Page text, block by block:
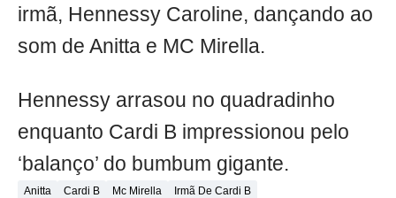
irmã, Hennessy Caroline, dançando ao
som de Anitta e MC Mirella.
Hennessy arrasou no quadradinho
enquanto Cardi B impressionou pelo
‘balanço’ do bumbum gigante.
Anitta Cardi B Mc Mirella Irmã De Cardi B